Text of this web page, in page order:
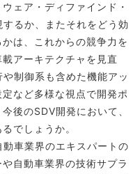
ェア・ディファインド・
るか、またそれをどう効
は、これからの競争力を
アーキテクチャを見直
制御系も含めた機能アッ
など多様な視点で開発ポ
後のSDV開発において、
でしょうか。
車業界のエキスパートの
自動車業界の技術サプラ